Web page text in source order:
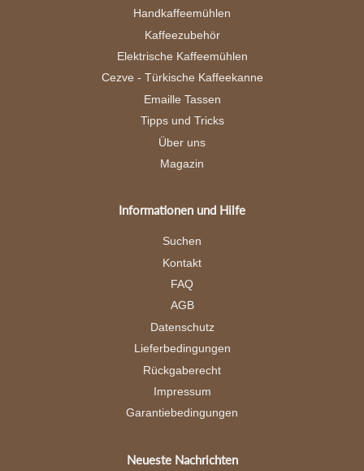
Handkaffeemühlen
Kaffeezubehör
Elektrische Kaffeemühlen
Cezve - Türkische Kaffeekanne
Emaille Tassen
Tipps und Tricks
Über uns
Magazin
Informationen und Hilfe
Suchen
Kontakt
FAQ
AGB
Datenschutz
Lieferbedingungen
Rückgaberecht
Impressum
Garantiebedingungen
Neueste Nachrichten